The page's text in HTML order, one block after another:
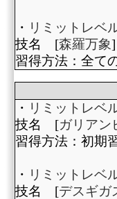
・ リミットレベ
技名 [森羅万象]
習得方法：全て
・ リミットレベ
技名 [ガリアン
習得方法：初期
・ リミットレベ
技名 [デスギガ